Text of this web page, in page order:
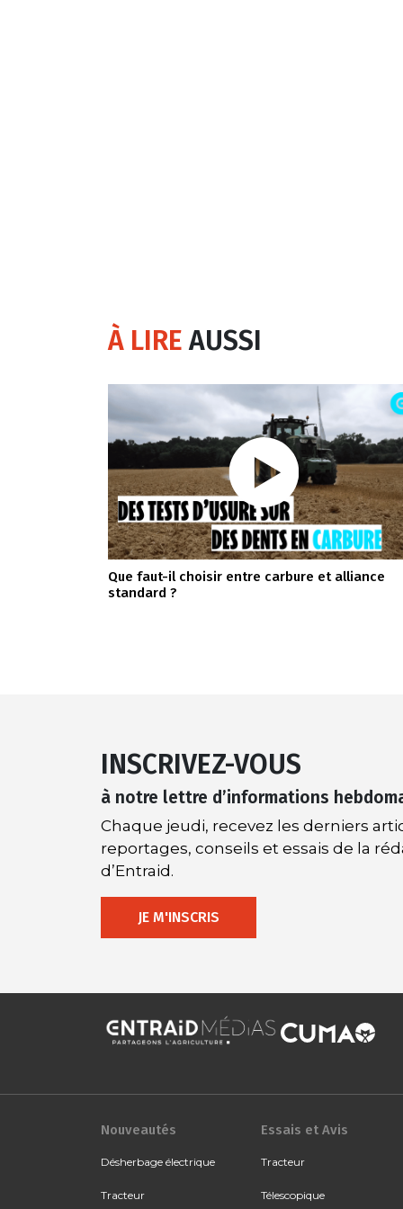
À LIREAUSSI
Que faut-il choisir entre carbure et alliance
standard ?
INSCRIVEZ-VOUS
à notre lettre d’informations
Chaque jeudi, recevez les derniers
reportages, conseils et essais de la
d’Entraid.
JE M'INSCRIS
Nouveautés
Désherbage électrique
Tracteur
Essais et Avis
Tracteur
Télescopique